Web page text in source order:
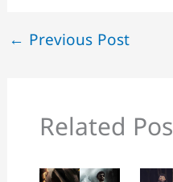
← Previous Post
Related